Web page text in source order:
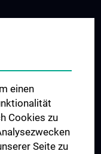
einen
Cookies zu
Seite zu